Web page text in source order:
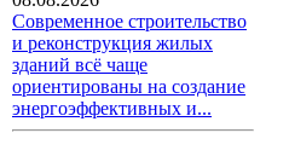
Современное строительство
и реконструкция жилых
зданий всё чаще
ориентированы на создание
энергоэффективных и...